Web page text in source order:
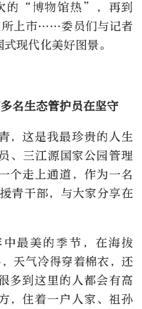
的“博物馆热”，再到
上市……委员们与记者
现代化美好图景。
名生态管护员在坚守
，这是我最珍贵的人生
、三江源国家公园管理
个走上通道，作为一名
青干部，与大家分享在
最美的季节，在海拔
天气冷得穿着棉衣，还
多到这里的人都会有高
，住着一户人家、祖孙